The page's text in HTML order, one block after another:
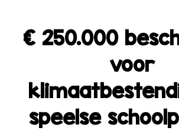
€ 250.000
voor
speelse